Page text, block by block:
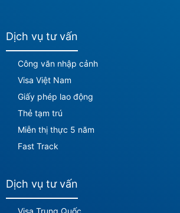
Dịch vụ tư vấn
Công văn nhập cảnh
Visa Việt Nam
Giấy phép lao động
Thẻ tạm trú
Miễn thị thực 5 năm
Fast Track
Dịch vụ tư vấn
Visa Trung Quốc